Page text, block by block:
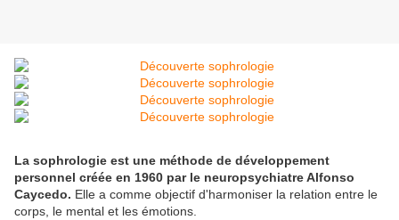
La sophrologie est une méthode de développement
personnel créée en 1960 par le neuropsychiatre Alfonso
Caycedo. Elle a comme objectif d'harmoniser la relation entre le
corps, le mental et les émotions.